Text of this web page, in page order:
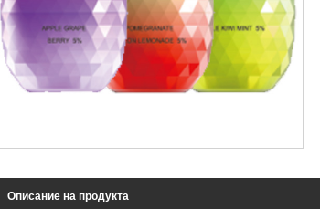
Описание на продукта